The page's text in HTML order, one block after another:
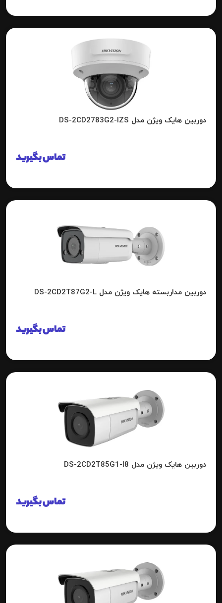
دوربین هایک ویژن مدل DS-2CD2783G2-IZS
تماس بگیرید
دوربین مداربسته هایک ویژن مدل DS-2CD2T87G2-L
تماس بگیرید
دوربین هایک ویژن مدل DS-2CD2T85G1-I8
تماس بگیرید